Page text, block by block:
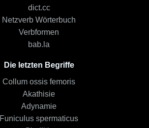
dict.cc
Netzverb Wörterbuch
Verbformen
bab.la
Die letzten Begriffe
Collum ossis femoris
Akathisie
Adynamie
Funiculus spermaticus